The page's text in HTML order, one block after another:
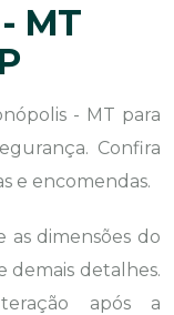
MT
- MT para
Confira
e encomendas.
as dimensões do
demais detalhes.
após a